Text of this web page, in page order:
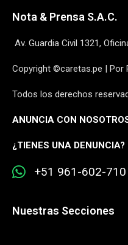
Nota & Prensa S.A.C.
Av. Guardia Civil 1321,
Copyright ©caretas.pe | Por
Todos los derechos
ANUNCIA CON
¿TIENES UNA DENUNCIA?
+51 961-602-710
Nuestras Secciones